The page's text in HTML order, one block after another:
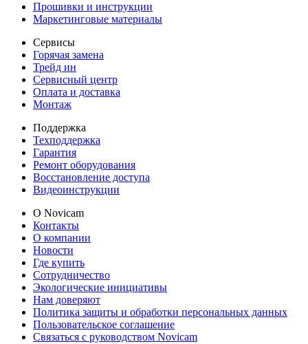
Прошивки и инструкции
Маркетинговые материалы
Сервисы
Горячая замена
Трейд ин
Сервисный центр
Оплата и доставка
Монтаж
Поддержка
Техподдержка
Гарантия
Ремонт оборудования
Восстановление доступа
Видеоинструкции
О Novicam
Контакты
О компании
Новости
Где купить
Сотрудничество
Экологические инициативы
Нам доверяют
Политика защиты и обработки персональных данных
Пользовательское соглашение
Связаться с руководством Novicam